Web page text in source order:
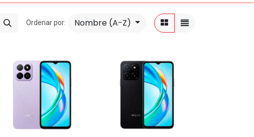
Ordenar por: Nombre (A-Z)